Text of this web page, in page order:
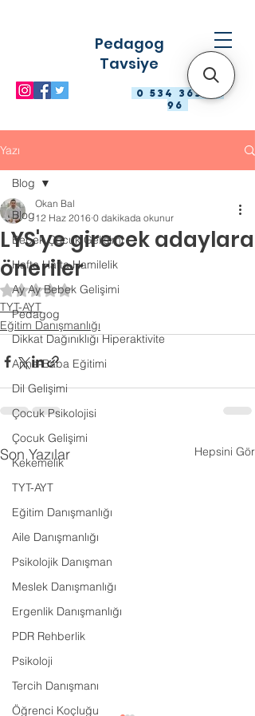
0 534 363 98
96
Pedagog
Tavsiye
Yazı
Blog
Bebek Çocuk Gelişimi
Hafta Hafta Hamilelik
Ay Ay Bebek Gelişimi
Pedagog
Dikkat Dağınıklığı Hiperaktivite
Anne-Baba Eğitimi
Dil Gelişimi
Çocuk Psikolojisi
Çocuk Gelişimi
Kekemelik
TYT-AYT
Eğitim Danışmanlığı
Aile Danışmanlığı
Psikolojik Danışman
Meslek Danışmanlığı
Ergenlik Danışmanlığı
PDR Rehberlik
Psikoloji
Tercih Danışmanı
Öğrenci Koçluğu
Blog
LYS'ye girecek adaylara
öneriler
Okan Bal
12 Haz 2016 0 dakikada okunur
5 üzerinden NaN yıldız
TYT-AYT
Eğitim Danışmanlığı
Son Yazılar Hepsini Gör